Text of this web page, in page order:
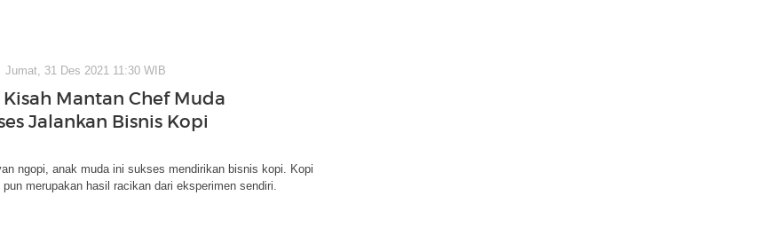
Jumat, 31 Des 2021 11:30 WIB
Mantan Chef Muda
Jalankan Bisnis Kopi
ngopi, anak muda ini sukses mendirikan bisnis kopi. Kopi
merupakan hasil racikan dari eksperimen sendiri.